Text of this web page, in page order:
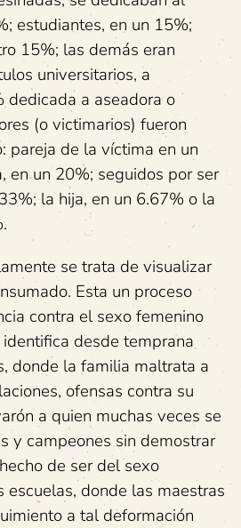
estudiantes, en un 15%;
15%; las demás eran
universitarios, a
dedicada a aseadora o
(o victimarios) fueron
pareja de la víctima en un
en un 20%; seguidos por ser
la hija, en un 6.67% o la
se trata de visualizar
Esta un proceso
contra el sexo femenino
desde temprana
donde la familia maltrata a
ofensas contra su
a quien muchas veces se
y campeones sin demostrar
de ser del sexo
escuelas, donde las maestras
a tal deformación